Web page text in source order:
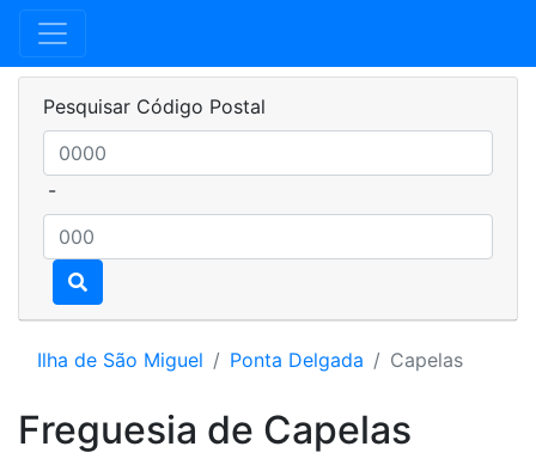
Pesquisar Código Postal
-
Ilha de São Miguel Ponta Delgada Capelas
Freguesia de Capelas